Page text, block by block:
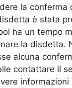
la conferma
è stata
ha un tempo
la disdetta.
alcuna
contattare il
informazioni